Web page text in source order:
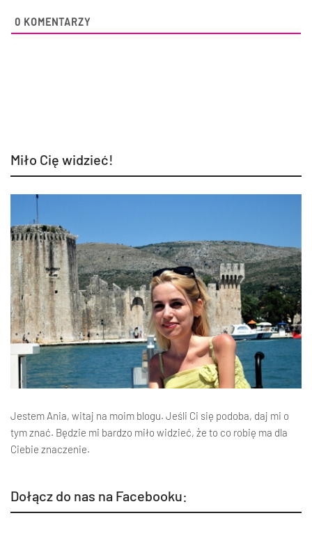
0 KOMENTARZY
Miło Cię widzieć!
Jestem Ania, witaj na moim blogu. Jeśli Ci się podoba, daj mi o
tym znać. Będzie mi bardzo miło widzieć, że to co robię ma dla
Ciebie znaczenie.
Dołącz do nas na Facebooku: